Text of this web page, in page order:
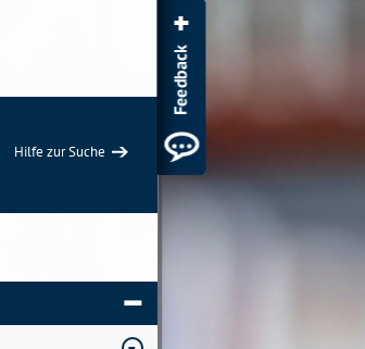
Hilfe zur Suche